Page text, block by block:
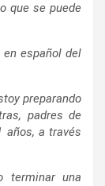
que se puede
español del
preparando
padres de
años, a través
terminar una